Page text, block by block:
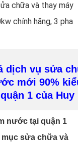
chữa và thay máy
chính hãng, 3 pha
dịch vụ sửa
mới 90%
1 của Huy
nước tại quận 1
mục sửa chữa và